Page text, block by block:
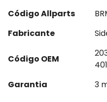
Código Allparts
Fabricante
Código OEM
Garantia
3